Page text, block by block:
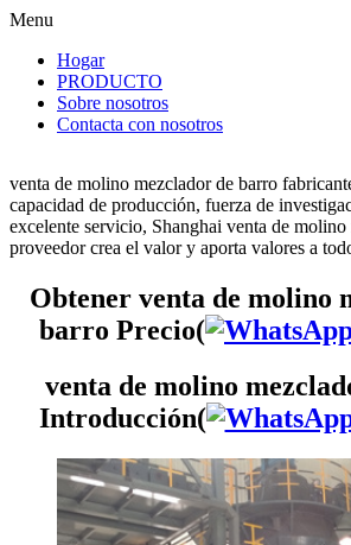
Menu
Hogar
PRODUCTO
Sobre nosotros
Contacta con nosotros
venta de molino mezclador de barro
capacidad de producción, fuerza de
excelente servicio, Shanghai venta de
proveedor crea el valor y aporta valores a
Obtener venta de molino
barro Precio(
venta de molino
Introducción(